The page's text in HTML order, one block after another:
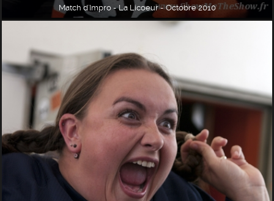
Match d'Impro - La Licoeur - Octobre 2010